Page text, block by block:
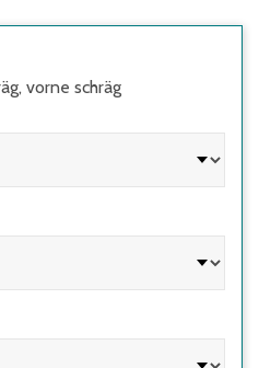
obersten Fachbodens
Flügeltüren eingesetzt
Tiefenverhältnis
herausziehbaren
und Regale mit
werden
vorne schräg